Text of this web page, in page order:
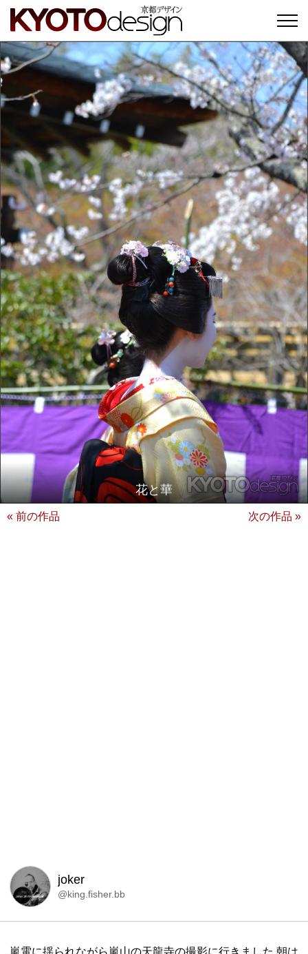
花と華
« 前の作品 次の作品 »
joker
@king.fisher.bb
嵐電に揺られながら嵐山の天龍寺の撮影に行きました 朝は